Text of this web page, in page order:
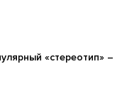
«стереотип» –